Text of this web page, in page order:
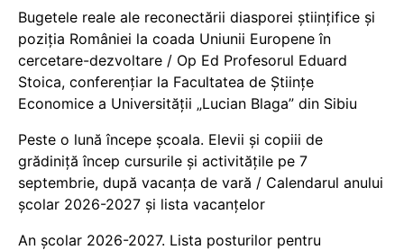
Bugetele reale ale reconectării diasporei științifice și
poziția României la coada Uniunii Europene în
cercetare-dezvoltare / Op Ed Profesorul Eduard
Stoica, conferențiar la Facultatea de Științe
Economice a Universității „Lucian Blaga” din Sibiu
Peste o lună începe școala. Elevii și copiii de
grădiniță încep cursurile și activitățile pe 7
septembrie, după vacanța de vară / Calendarul anului
școlar 2026-2027 și lista vacanțelor
An școlar 2026-2027. Lista posturilor pentru